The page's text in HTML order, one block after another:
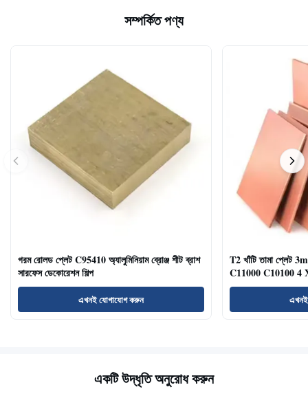
সম্পর্কিত পণ্য
গরম রোলড প্লেট C95410 অ্যালুমিনিয়াম ব্রোঞ্জ শীট ব্রাশ
সারফেস ডেকোরেশন শিল্প
এখনই যোগাযোগ করুন
T2 খাঁটি তামা প্লেট
C11000 C10100 4
একটি উদ্ধৃতি অনুরোধ করুন